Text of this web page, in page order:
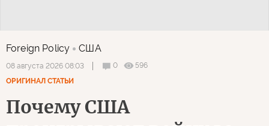
Foreign Policy США
08 августа 2026 08:03 0
596
ОРИГИНАЛ СТАТЬИ
Почему США